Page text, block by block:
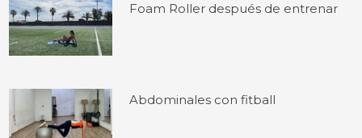
Foam Roller después de entrenar
Abdominales con fitball